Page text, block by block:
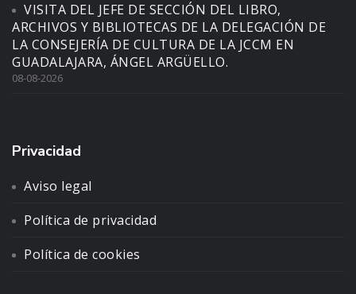
VISITA DEL JEFE DE SECCIÓN DEL LIBRO,
ARCHIVOS Y BIBLIOTECAS DE LA DELEGACIÓN DE
LA CONSEJERÍA DE CULTURA DE LA JCCM EN
GUADALAJARA, ÁNGEL ARGÜELLO.
08-08-2026
Privacidad
Aviso legal
Política de privacidad
Política de cookies